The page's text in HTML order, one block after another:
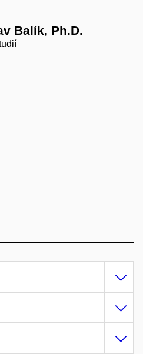
Balík, Ph.D.